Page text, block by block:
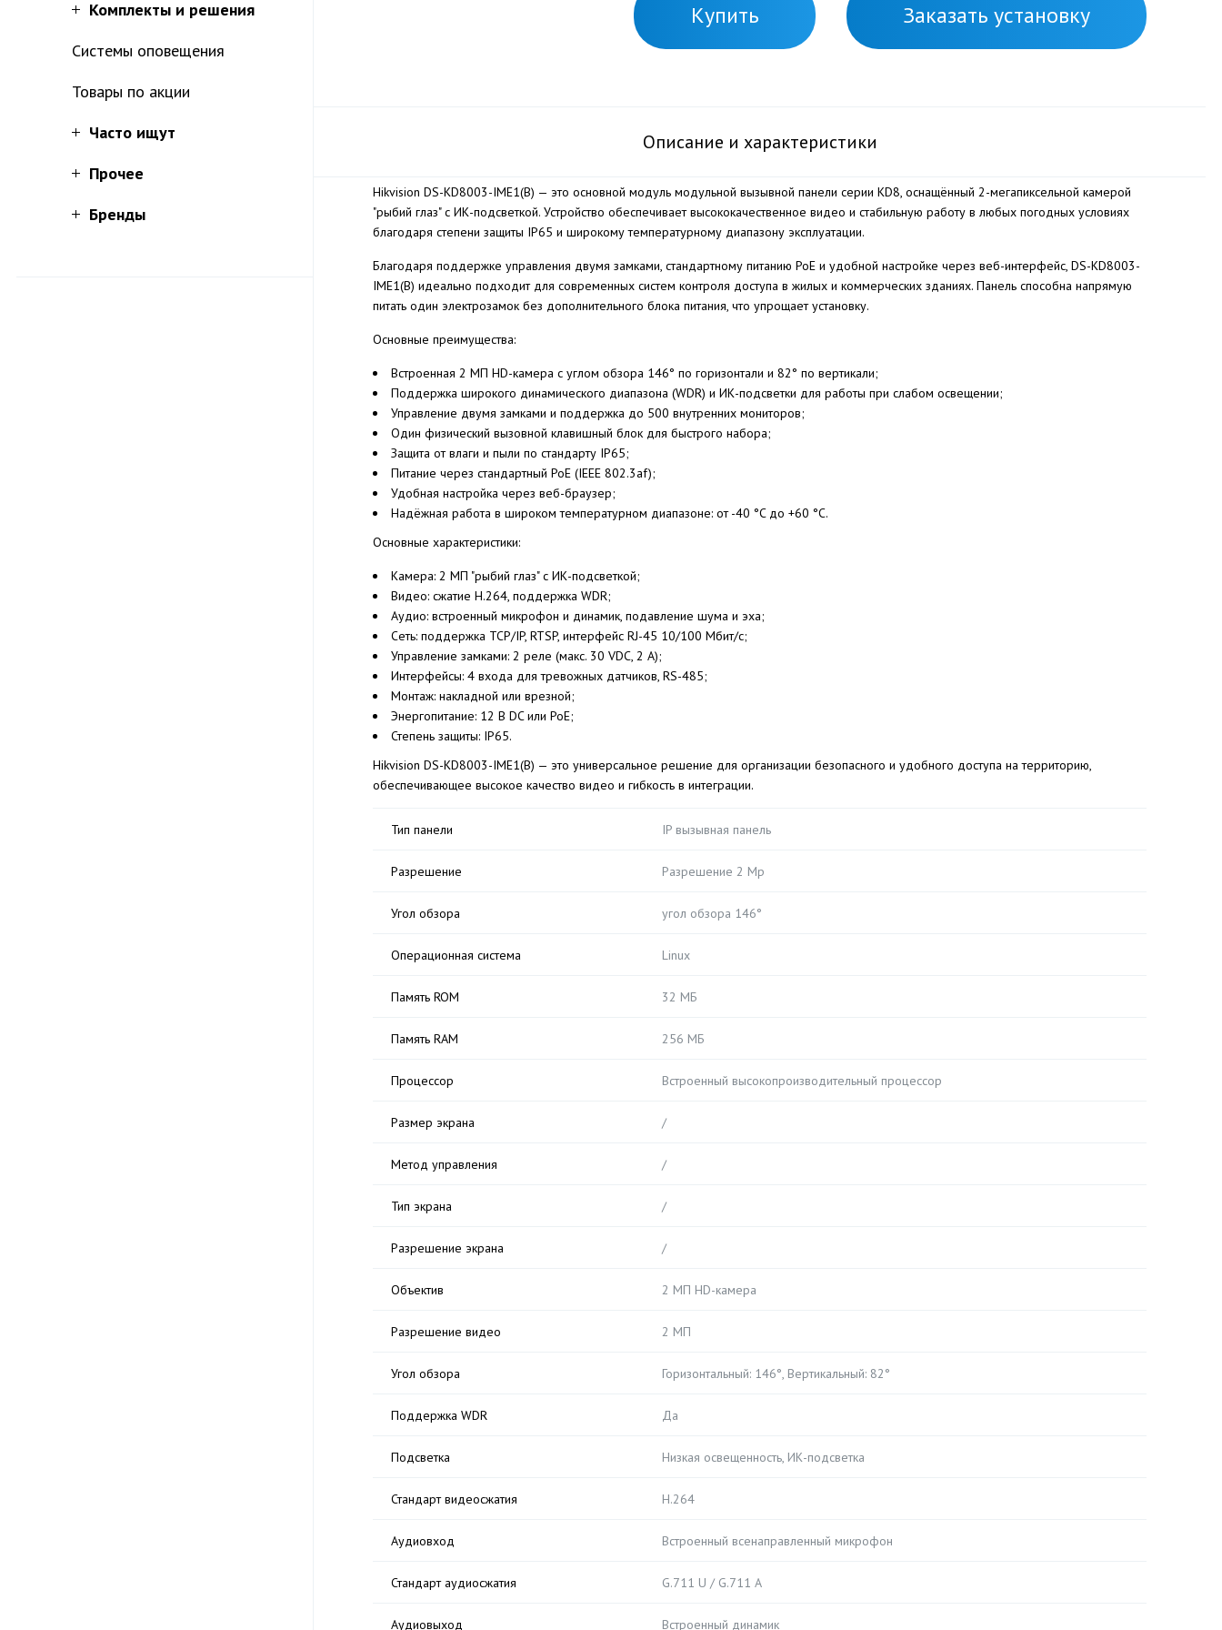
Комплекты и решения
Системы оповещения
Товары по акции
Часто ищут
Прочее
Бренды
Купить Заказать установку
Описание и характеристики
Hikvision DS-KD8003-IME1(B) — это основной модуль модульной вызывной панели серии KD8, оснащённый 2-мегапиксельной камерой
"рыбий глаз" с ИК-подсветкой. Устройство обеспечивает высококачественное видео и стабильную работу в любых погодных условиях
благодаря степени защиты IP65 и широкому температурному диапазону эксплуатации.
Благодаря поддержке управления двумя замками, стандартному питанию PoE и удобной настройке через веб-интерфейс, DS-KD8003-
IME1(B) идеально подходит для современных систем контроля доступа в жилых и коммерческих зданиях. Панель способна напрямую
питать один электрозамок без дополнительного блока питания, что упрощает установку.
Основные преимущества:
Встроенная 2 МП HD-камера с углом обзора 146° по горизонтали и 82° по вертикали;
Поддержка широкого динамического диапазона (WDR) и ИК-подсветки для работы при слабом освещении;
Управление двумя замками и поддержка до 500 внутренних мониторов;
Один физический вызовной клавишный блок для быстрого набора;
Защита от влаги и пыли по стандарту IP65;
Питание через стандартный PoE (IEEE 802.3af);
Удобная настройка через веб-браузер;
Надёжная работа в широком температурном диапазоне: от -40 °C до +60 °C.
Основные характеристики:
Камера: 2 МП "рыбий глаз" с ИК-подсветкой;
Видео: сжатие H.264, поддержка WDR;
Аудио: встроенный микрофон и динамик, подавление шума и эха;
Сеть: поддержка TCP/IP, RTSP, интерфейс RJ-45 10/100 Мбит/с;
Управление замками: 2 реле (макс. 30 VDC, 2 A);
Интерфейсы: 4 входа для тревожных датчиков, RS-485;
Монтаж: накладной или врезной;
Энергопитание: 12 В DC или PoE;
Степень защиты: IP65.
Hikvision DS-KD8003-IME1(B) — это универсальное решение для организации безопасного и удобного доступа на территорию,
обеспечивающее высокое качество видео и гибкость в интеграции.
Тип панели IP вызывная панель
Разрешение Разрешение 2 Мр
Угол обзора угол обзора 146°
Операционная система Linux
Память ROM 32 МБ
Память RAM 256 МБ
Процессор Встроенный высокопроизводительный процессор
Размер экрана /
Метод управления /
Тип экрана /
Разрешение экрана /
Объектив 2 МП HD-камера
Разрешение видео 2 МП
Угол обзора Горизонтальный: 146°, Вертикальный: 82°
Поддержка WDR Да
Подсветка Низкая освещенность, ИК-подсветка
Стандарт видеосжатия H.264
Аудиовход Встроенный всенаправленный микрофон
Стандарт аудиосжатия G.711 U / G.711 A
Аудиовыход Встроенный динамик